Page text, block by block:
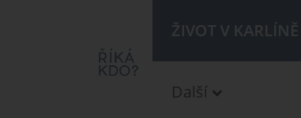
ŽIVOT V KARLÍNĚ
Další